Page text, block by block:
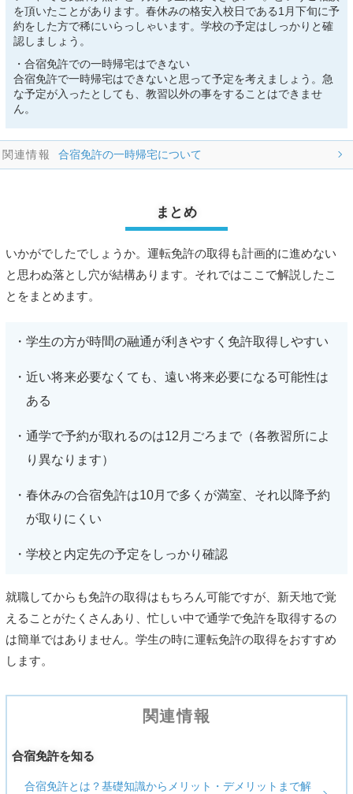
を頂いたことがあります。春休みの格安入校日である1月下旬に予
約をした方で稀にいらっしゃいます。学校の予定はしっかりと確
認しましょう。
・合宿免許での一時帰宅はできない
合宿免許で一時帰宅はできないと思って予定を考えましょう。急
な予定が入ったとしても、教習以外の事をすることはできませ
ん。
合宿免許の一時帰宅について
まとめ
いかがでしたでしょうか。運転免許の取得も計画的に進めない
と思わぬ落とし穴が結構あります。それではここで解説したこ
とをまとめます。
学生の方が時間の融通が利きやすく免許取得しやすい
近い将来必要なくても、遠い将来必要になる可能性は
ある
通学で予約が取れるのは12月ごろまで（各教習所によ
り異なります）
春休みの合宿免許は10月で多くが満室、それ以降予約
が取りにくい
学校と内定先の予定をしっかり確認
就職してからも免許の取得はもちろん可能ですが、新天地で覚
えることがたくさんあり、忙しい中で通学で免許を取得するの
は簡単ではありません。学生の時に運転免許の取得をおすすめ
します。
関連情報
合宿免許を知る
合宿免許とは？基礎知識からメリット・デメリットまで解